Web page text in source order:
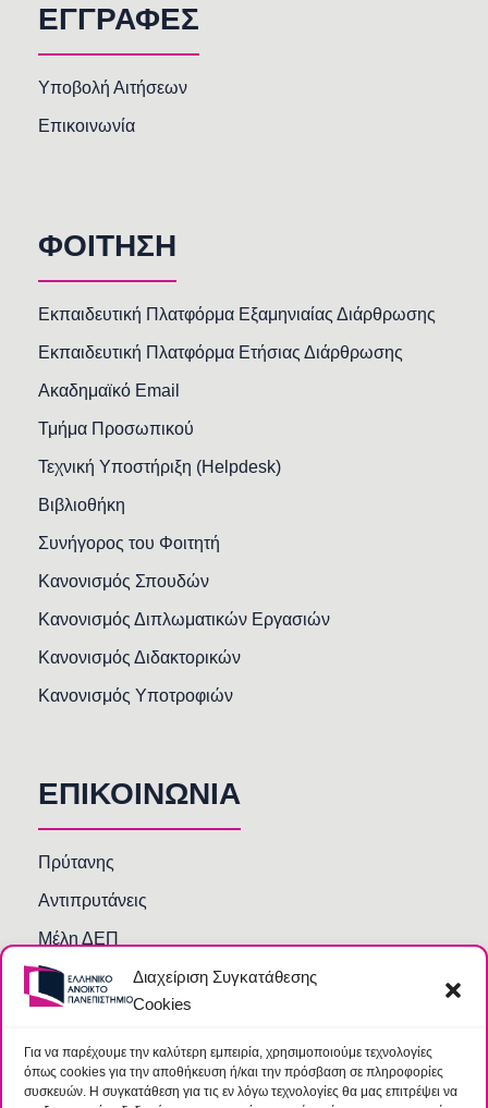
Διαχείριση Συγκατάθεσης
Cookies
Για να παρέχουμε την καλύτερη εμπειρία, χρησιμοποιούμε τεχνολογίες
όπως cookies για την αποθήκευση ή/και την πρόσβαση σε πληροφορίες
συσκευών. Η συγκατάθεση για τις εν λόγω τεχνολογίες θα μας επιτρέψει να
ΕΓΓΡΑΦΕΣ
Υποβολή Αιτήσεων
Επικοινωνία
ΦΟΙΤΗΣΗ
Εκπαιδευτική Πλατφόρμα Εξαμηνιαίας Διάρθρωσης
Εκπαιδευτική Πλατφόρμα Ετήσιας Διάρθρωσης
Ακαδημαϊκό Email
Τμήμα Προσωπικού
Τεχνική Υποστήριξη (Helpdesk)
Βιβλιοθήκη
Συνήγορος του Φοιτητή
Κανονισμός Σπουδών
Κανονισμός Διπλωματικών Εργασιών
Κανονισμός Διδακτορικών
Κανονισμός Υποτροφιών
ΕΠΙΚΟΙΝΩΝΙΑ
Πρύτανης
Αντιπρυτάνεις
Μέλη ΔΕΠ
Τμήματα και Υπηρεσίες
Γραμματείες Κοσμητειών Σχολών
Βιβλιοθήκη
Συχνές Ερωτήσεις